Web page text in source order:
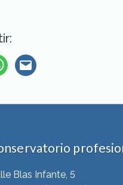
Blas Infante, 5